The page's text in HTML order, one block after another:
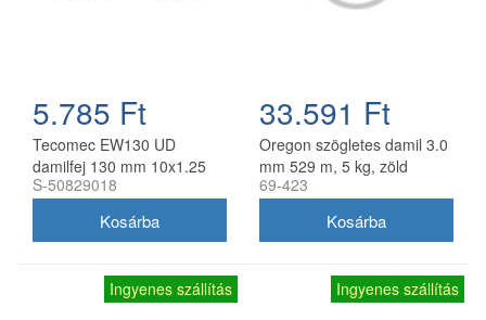
5.785 Ft
Tecomec EW130 UD
damilfej 130 mm 10x1.25
balos belső menettel
S-50829018
33.591 Ft
Oregon szögletes damil 3.0
mm 529 m, 5 kg, zöld
69-423
Ingyenes szállítás Ingyenes szállítás